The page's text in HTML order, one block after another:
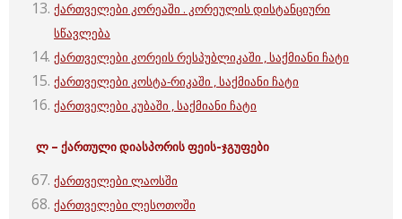
ქართველები კორეაში . კორეულის დისტანციური
სწავლება
ქართველები კორეის რესპუბლიკაში , საქმიანი ჩატი
ქართველები კოსტა-რიკაში , საქმიანი ჩატი
ქართველები კუბაში , საქმიანი ჩატი
ლ – ქართულიდიასპორის ფეის-ჯგუფები
ქართველები ლაოსში
ქართველები ლესოთოში